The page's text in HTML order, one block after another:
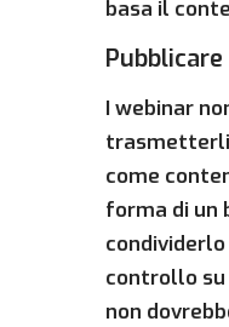
basa il
I webinar
trasmetterli
come
forma di un
controllo su
non